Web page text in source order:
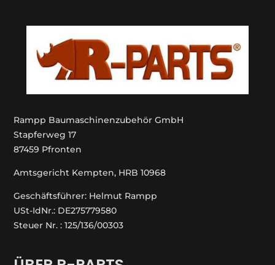
Rampp Baumaschinenzubehör GmbH
Stapferweg 17
87459 Pfronten
Amtsgericht Kempten, HRB 10968
Geschäftsführer: Helmut Rampp
USt-IdNr.: DE275779580
Steuer Nr. : 125/136/00303